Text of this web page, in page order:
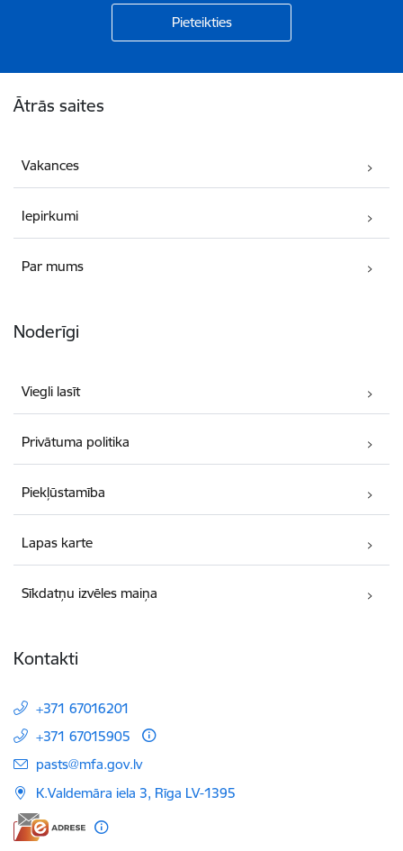
Ātrās saites
Vakances
Iepirkumi
Par mums
Noderīgi
Viegli lasīt
Privātuma politika
Piekļūstamība
Lapas karte
Sīkdatņu izvēles maiņa
Kontakti
+371 67016201
+371 67015905
E-pasts:
pasts@mfa.gov.lv
K.Valdemāra iela 3, Rīga LV-1395